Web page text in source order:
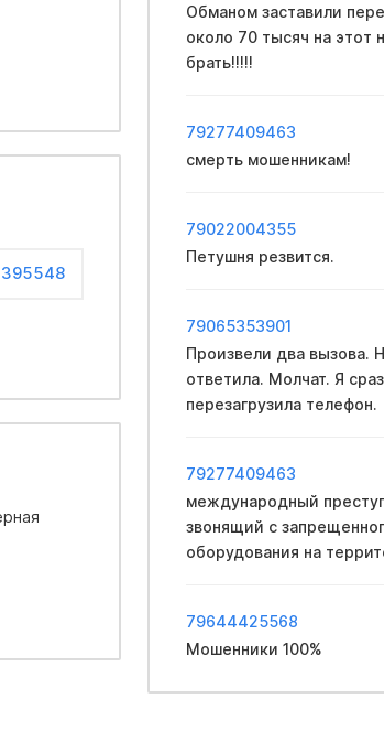
Обманом заставили
около 70 тысяч на этот
брать!!!!!
79277409463
смерть мошенникам!
79022004355
Петушня резвится.
79065353901
Произвели два вызова.
ответила. Молчат. Я
перезагрузила телефон.
79277409463
международный
звонящий с
оборудования на
79644425568
Мошенники 100%